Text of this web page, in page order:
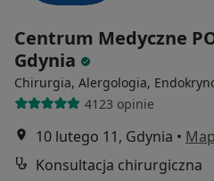
Centrum Medyczne
Gdynia
Chirurgia, Alergologia,
4123 opinie
10 lutego 11, Gdynia •
Konsultacja chirurgiczna